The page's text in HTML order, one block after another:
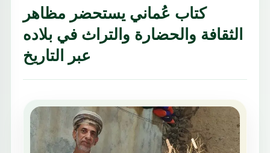
كتاب عُماني يستحضر مظاهر
الثقافة والحضارة والتراث في بلاده
عبر التاريخ